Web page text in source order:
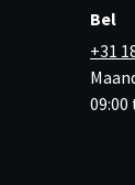
Bel
+31
09:00